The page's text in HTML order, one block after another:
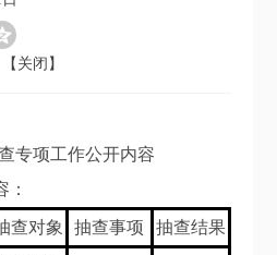
【关闭】
专项工作公开内容
：
查对象 抽查事项 抽查结果